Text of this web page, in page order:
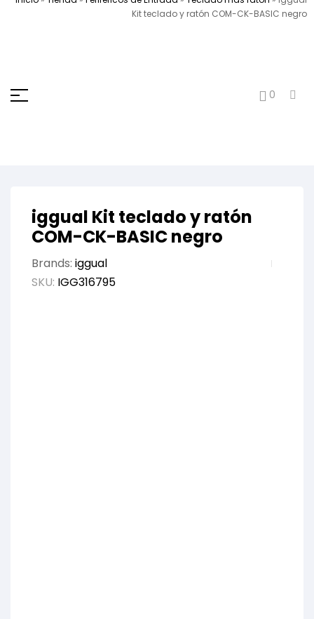
Kit teclado y ratón COM-CK-BASIC negro
0
iggual Kit teclado y ratón
COM-CK-BASIC negro
Brands: iggual
SKU: IGG316795